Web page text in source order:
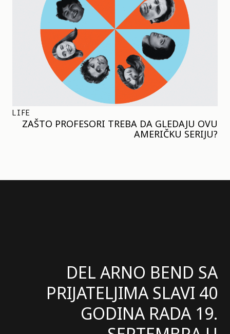
LIFE
ZAŠTO PROFESORI TREBA DA GLEDAJU OVU
AMERIČKU SERIJU?
DEL ARNO BEND SA
PRIJATELJIMA SLAVI 40
GODINA RADA 19.